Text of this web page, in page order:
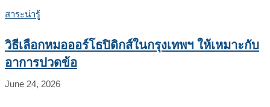
สาระน่ารู้
วิธีเลือกหมอออร์โธปิดิกส์ในกรุงเทพฯ ให้เหมาะกับ
อาการปวดข้อ
June 24, 2026